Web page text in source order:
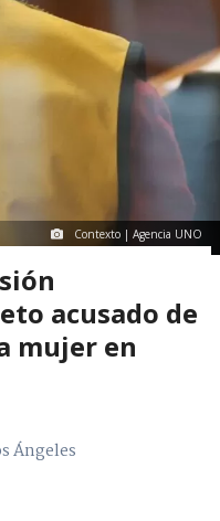
Contexto | Agencia UNO
acusado de
mujer en
Ángeles